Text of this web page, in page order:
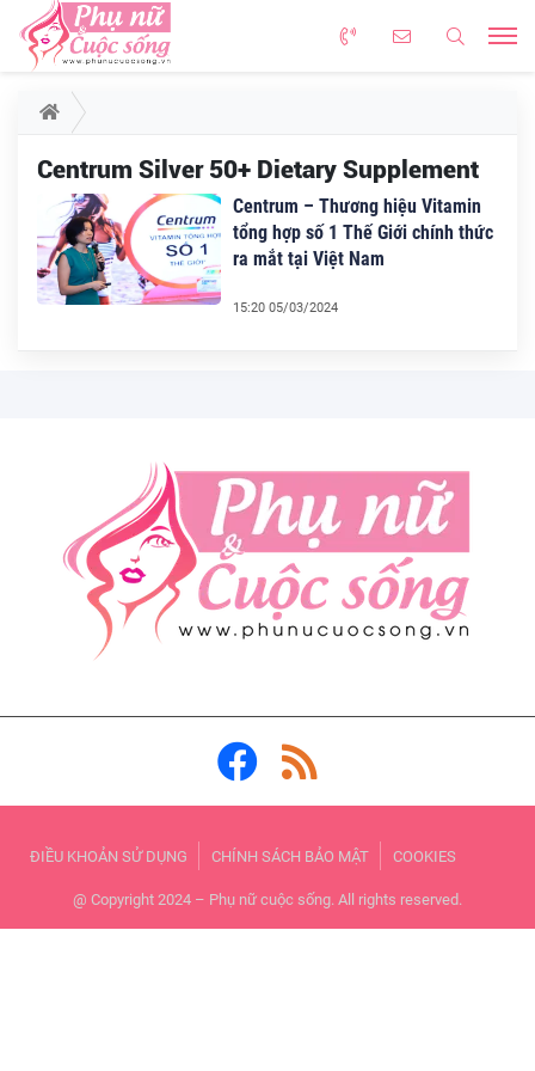
Centrum Silver 50+ Dietary Supplement
Centrum – Thương hiệu Vitamin
tổng hợp số 1 Thế Giới chính thức
ra mắt tại Việt Nam
15:20 05/03/2024
ĐIỀU KHOẢN SỬ DỤNG CHÍNH SÁCH BẢO MẬT COOKIES
@ Copyright 2024 – Phụ nữ cuộc sống. All rights reserved.